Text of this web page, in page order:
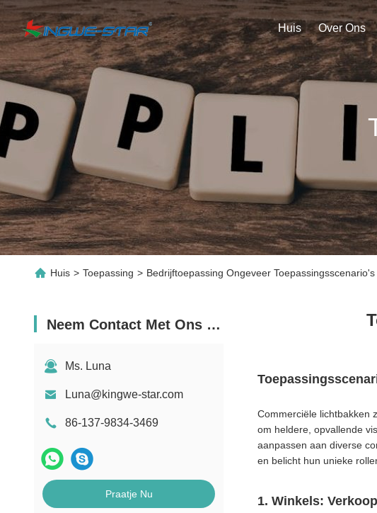
Huis Over Ons
Huis > Toepassing > Bedrijftoepassing Ongeveer
Neem Contact Met Ons Op
Ms. Luna
Luna@kingwe-star.com
86-137-9834-3469
Praatje Nu
Commerciële lichtbakken
om heldere, opvallende
aanpassen aan diverse
en belicht hun unieke
1. Winkels: